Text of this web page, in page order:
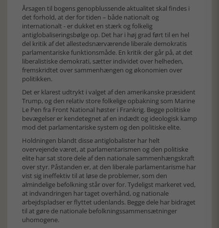
Årsagen til bogens genopblussende aktualitet skal findes i
det forhold, at der for tiden – både nationalt og
internationalt - er dukket en stærk og folkelig
antiglobaliseringsbølge op. Det har i høj grad ført til en hel
del kritik af det allestedsnærværende liberale demokratis
parlamentariske funktionsmåde. En kritik der går på, at det
liberalistiske demokrati, sætter individet over helheden,
fremskridtet over sammenhængen og økonomien over
politikken.
Det er klarest udtrykt i valget af den amerikanske præsident
Trump, og den relativ store folkelige opbakning som Marine
Le Pen fra Front National høster i Frankrig. Begge politiske
bevægelser er kendetegnet af en indædt og ideologisk kamp
mod det parlamentariske system og den politiske elite.
Holdningen blandt disse antiglobalister har helt
overvejende været, at parlamentarismen og den politiske
elite har sat store dele af den nationale sammenhængskraft
over styr. Påstanden er, at den liberale parlamentarisme har
vist sig ineffektiv til at løse de problemer, som den
almindelige befolkning står over for. Tydeligst markeret ved,
at indvandringen har taget overhånd, og nationale
arbejdspladser er flyttet udenlands. Begge dele har bidraget
til at gøre de nationale befolkningssammensætninger
uhomogene.